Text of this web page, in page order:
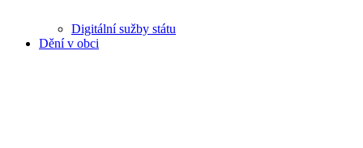
Digitální sužby státu
Dění v obci